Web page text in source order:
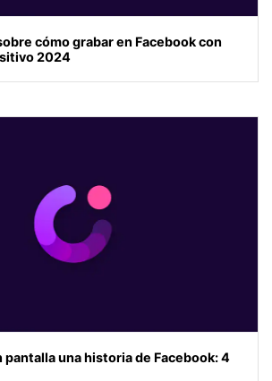
cómo grabar en Facebook con
2024
pantalla una historia de Facebook: 4